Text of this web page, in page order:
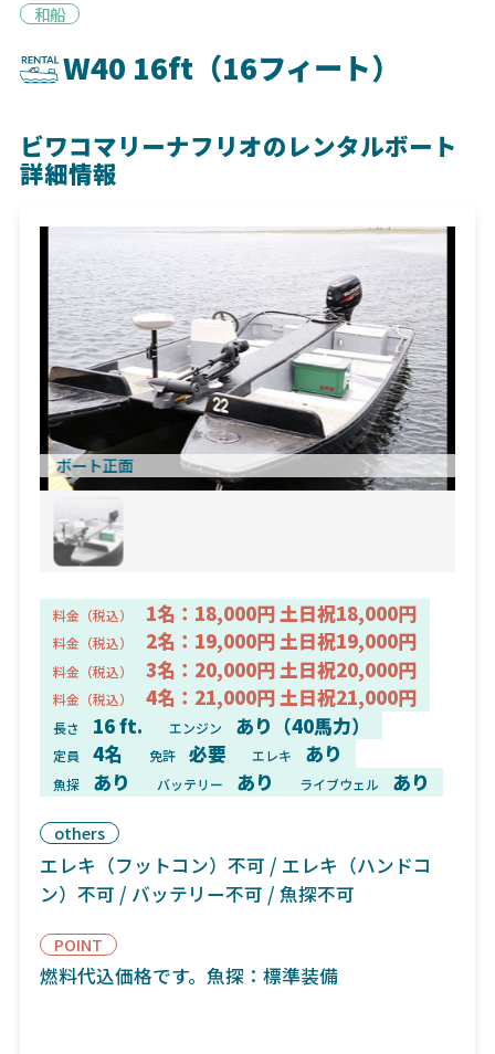
和船
W40 16ft（16フィート）
ビワコマリーナフリオのレンタルボート
詳細情報
ボート正面
料金（税込） 1名：18,000円 土日祝18,000円
料金（税込） 2名：19,000円 土日祝19,000円
料金（税込） 3名：20,000円 土日祝20,000円
料金（税込） 4名：21,000円 土日祝21,000円
長さ 16 ft. エンジン あり（40馬力）
定員 4名 免許 必要 エレキ あり
魚探 あり バッテリー あり ライブウェル あり
others
エレキ（フットコン）不可 / エレキ（ハンドコ
ン）不可 / バッテリー不可 / 魚探不可
POINT
燃料代込価格です。魚探：標準装備